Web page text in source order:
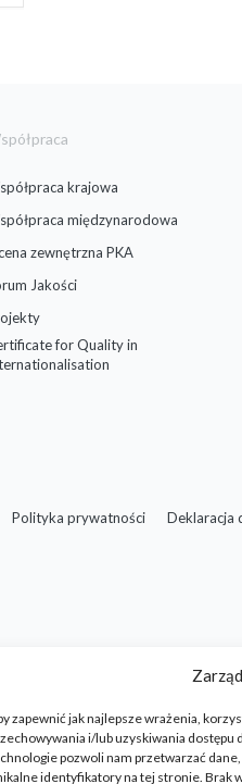
zapewnić jak najlepsze wrażenia,
i/lub uzyskiwania dostępu
pozwoli nam przetwarzać
identyfikatory na tej stronie. Brak
krajowa
międzynarodowa
zewnętrzna PKA
Jakości
for Quality in
Polityka prywatności
Deklaracja